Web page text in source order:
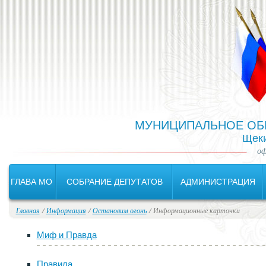
Изображения:
МУНИЦИПАЛЬНОЕ
ГЛАВА МО СОБРАНИЕ ДЕПУТАТОВ АДМИНИСТРАЦИЯ
Главная /Информация /Остановим огонь/ Информационные карточки
Миф и Правда
Правила